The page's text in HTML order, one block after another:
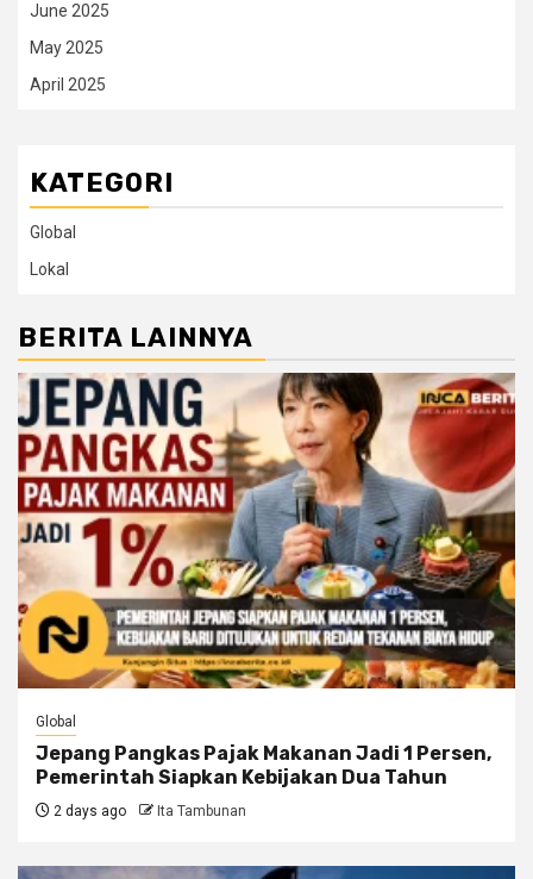
June 2025
May 2025
April 2025
KATEGORI
Global
Lokal
BERITA LAINNYA
Global
Jepang Pangkas Pajak Makanan Jadi 1 Persen,
Pemerintah Siapkan Kebijakan Dua Tahun
2 days ago Ita Tambunan